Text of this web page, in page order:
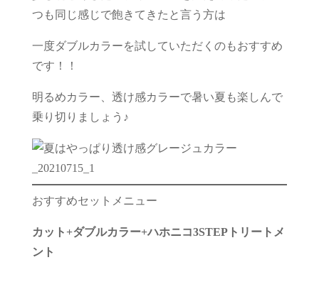
つも同じ感じで飽きてきたと言う方は
一度ダブルカラーを試していただくのもおすすめ
です！！
明るめカラー、透け感カラーで暑い夏も楽しんで
乗り切りましょう♪
おすすめセットメニュー
カット+ダブルカラー+ハホニコ3STEPトリートメ
ント